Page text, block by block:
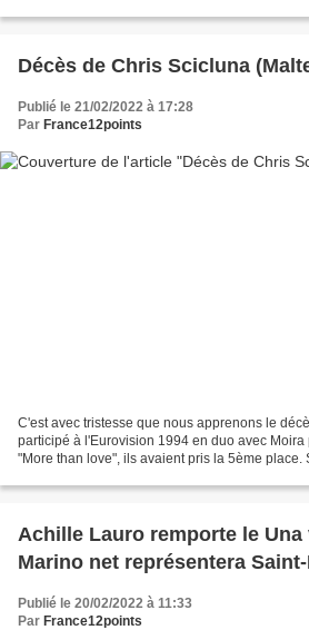
Décès de Chris Scicluna
Publié le 21/02/2022 à 17:28
Par France12points
C'est avec tristesse que nous apprenons le
participé à l'Eurovision 1994 en duo avec Moira
"More than love", ils avaient pris la 5ème place.
Achille Lauro remporte le Una
Marino net représentera
Publié le 20/02/2022 à 11:33
Par France12points